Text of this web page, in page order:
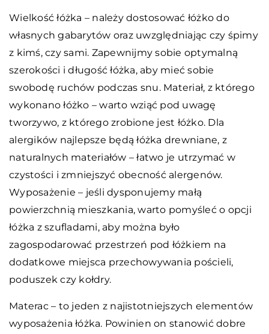
Wielkość łóżka – należy dostosować łóżko do
własnych gabarytów oraz uwzględniając czy śpimy
z kimś, czy sami. Zapewnijmy sobie optymalną
szerokości i długość łóżka, aby mieć sobie
swobodę ruchów podczas snu. Materiał, z którego
wykonano łóżko – warto wziąć pod uwagę
tworzywo, z którego zrobione jest łóżko. Dla
alergików najlepsze będą łóżka drewniane, z
naturalnych materiałów – łatwo je utrzymać w
czystości i zmniejszyć obecność alergenów.
Wyposażenie – jeśli dysponujemy małą
powierzchnią mieszkania, warto pomyśleć o opcji
łóżka z szufladami, aby można było
zagospodarować przestrzeń pod łóżkiem na
dodatkowe miejsca przechowywania pościeli,
poduszek czy kołdry.
Materac – to jeden z najistotniejszych elementów
wyposażenia łóżka. Powinien on stanowić dobre